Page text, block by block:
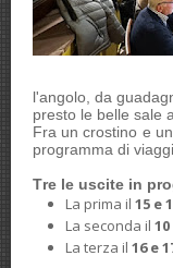
l'angolo, da
presto le belle sale
Fra un crostino e
programma di
Tre le uscite in
La prima il 15 e
La seconda il
La terza il 16 e